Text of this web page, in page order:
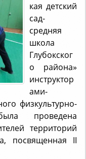
кая детский
сад-
средняя
школа
Глубокског
о района»
инструктор
ами-
физкультурно-
проведена
территорий
посвященная II